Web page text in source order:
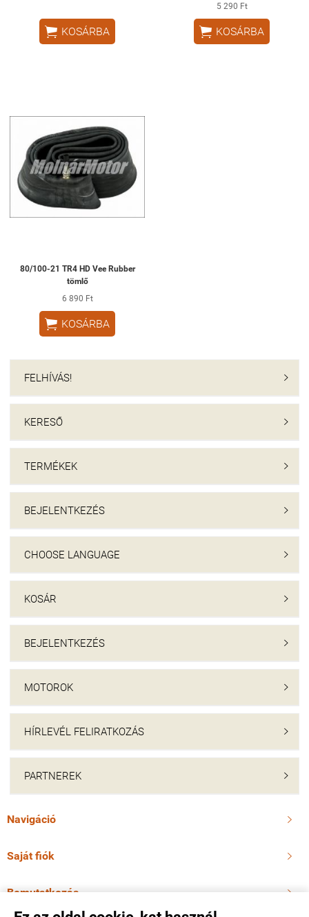
 KOSÁRBA
5 290 Ft
 KOSÁRBA
80/100-21 TR4 HD Vee Rubber
tömlő
6 890 Ft
 KOSÁRBA
FELHÍVÁS! 
KERESŐ 
TERMÉKEK 
BEJELENTKEZÉS 
CHOOSE LANGUAGE 
KOSÁR 
BEJELENTKEZÉS 
MOTOROK 
HÍRLEVÉL FELIRATKOZÁS 
PARTNEREK 
Navigáció 
Saját fiók 
Bemutatkozás 